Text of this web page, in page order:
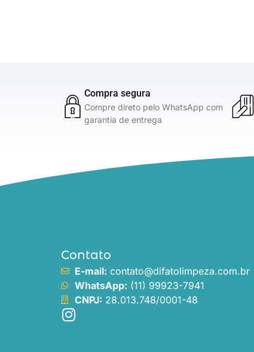
Compra segura
Compre direto pelo WhatsApp com
garantia de entrega
Contato
E-mail: contato@difatolimpeza.com.br
WhatsApp: (11) 99923-7941
CNPJ: 28.013.748/0001-48